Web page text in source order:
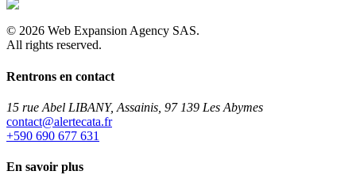
© 2026 Web Expansion Agency SAS.
All rights reserved.
Rentrons en contact
15 rue Abel LIBANY, Assainis, 97 139 Les Abymes
rf.atacetrela@tcatnoc
+590 690 677 631
En savoir plus